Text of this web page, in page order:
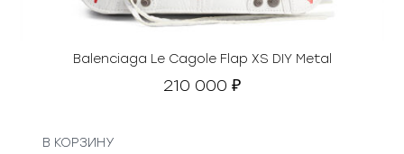
Balenciaga Le Cagole Flap XS DIY Metal
210 000 ₽
В КОРЗИНУ